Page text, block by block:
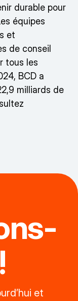
durable pour
équipes
et
de conseil
tous les
BCD a
milliards de
et